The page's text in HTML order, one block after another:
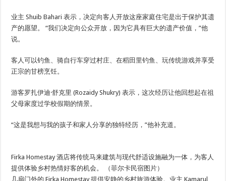
业主 Shuib Bahari 表示，决定向客人开放这座家庭住宅是出于保护其遗
产的愿望。 “我们决定向公众开放，因为它具有巨大的遗产价值，”他
说。
客人可以钓鱼、骑自行车穿过村庄、在稻田里钓鱼、玩传统游戏并享受
正宗的甘榜烹饪。
游客罗扎伊迪·舒克里 (Rozaidy Shukry) 表示，这次经历让他回想起在祖
父母家度过学校假期的情景。
“这是我想与我的孩子和家人分享的独特经历，”他补充道。
Firka Homestay 酒店将传统马来建筑与现代舒适设施融为一体，为客人
提供体验乡村热情好客的机会。 （菲尔卡民宿图片）
几扇门外的 Firka Homestay 提供安静的乡村旅游体验。业主 Kamarul